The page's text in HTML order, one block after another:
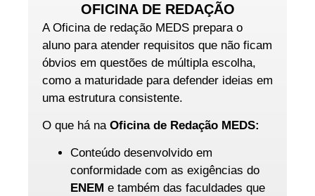
OFICINA DE REDAÇÃO
A Oficina de redação MEDS prepara o
aluno para atender requisitos que não ficam
óbvios em questões de múltipla escolha,
como a maturidade para defender ideias em
uma estrutura consistente.
O que há na Oficina de Redação MEDS:
Conteúdo desenvolvido em
conformidade com as exigências do
ENEM e também das faculdades que